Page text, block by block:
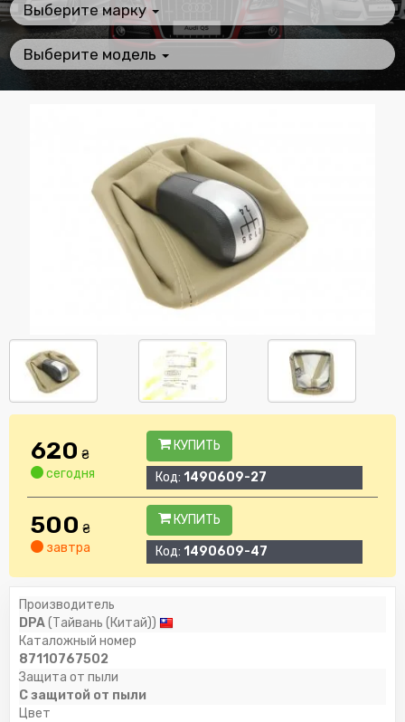
Выберите марку
Выберите модель
620 ₴
сегодня
КУПИТЬ
Код: 1490609-27
500 ₴
завтра
КУПИТЬ
Код: 1490609-47
Производитель
DPA(Тайвань (Китай))
Каталожный номер
87110767502
Защита от пыли
С защитой от пыли
Цвет